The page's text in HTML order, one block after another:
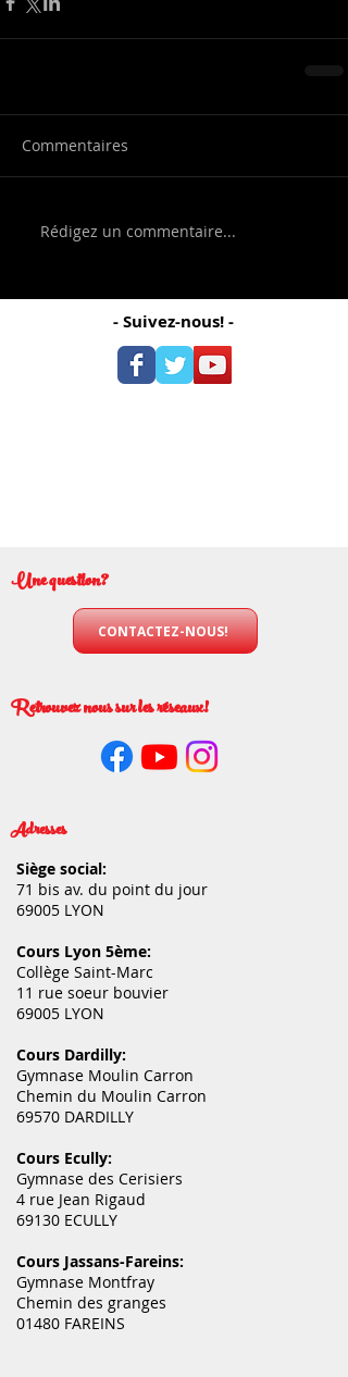
Commentaires
Rédigez un commentaire...
- Suivez-nous! -
Une question?
CONTACTEZ-NOUS!
Retrouvez nous sur les réseaux!
Adresses
Siège social:
71 bis av. du point du jour
69005 LYON
Cours Lyon 5ème:
Collège Saint-Marc
11 rue soeur bouvier
69005 LYON
Cours Dardilly:
Gymnase Moulin Carron
Chemin du Moulin Carron
69570 DARDILLY
Cours Ecully:
Gymnase des Cerisiers
4 rue Jean Rigaud
69130 ECULLY
Cours Jassans-Fareins:
Gymnase Montfray
Chemin des granges
01480 FAREINS